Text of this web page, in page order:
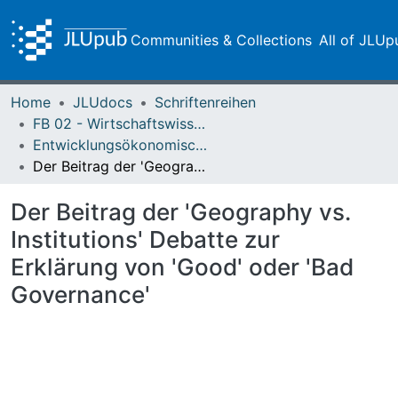
Communities & Collections All of
Home JLUdocs
Schriftenreihen
FB 02 - Wirtschaftswissenschaften
Entwicklungsökonomische Diskussionsbeiträge
Der Beitrag der 'Geography vs. Institutions' Debatte zur Erklärung von 'Good' oder 'Bad Governance'
Der Beitrag der 'Geography vs.
Institutions' Debatte zur
Erklärung von 'Good' oder 'Bad
Governance'